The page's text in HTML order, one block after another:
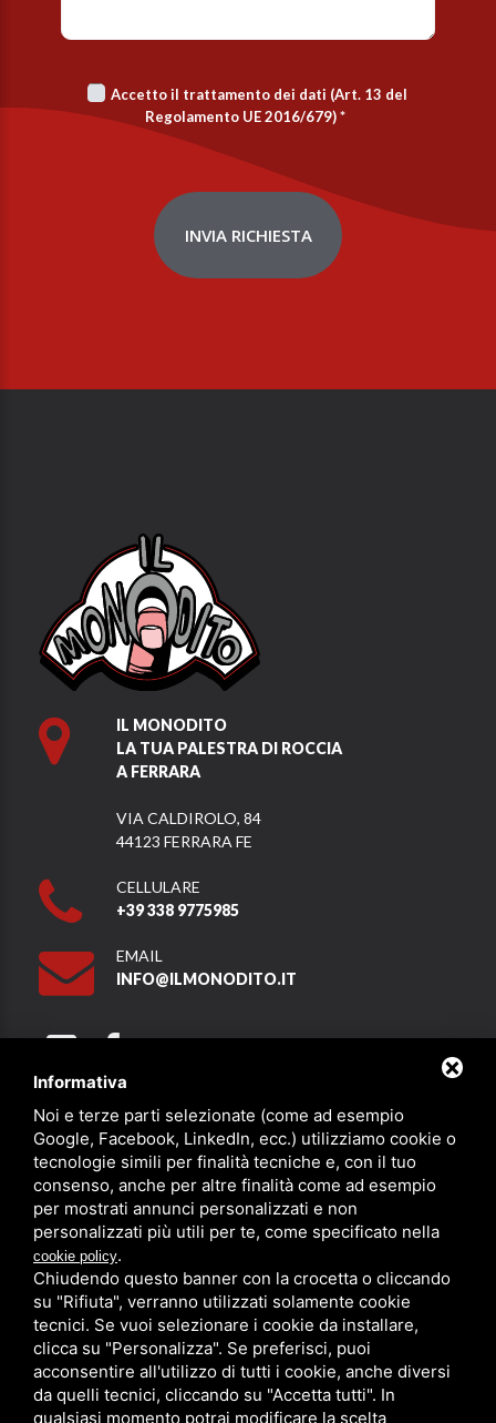
Accetto il trattamento dei dati (Art. 13 del
Regolamento UE 2016/679)*
INVIA RICHIESTA
IL MONODITO
LA TUA PALESTRA DI ROCCIA
A FERRARA
VIA CALDIROLO, 84
44123 FERRARA FE
CELLULARE
+39 338 9775985
EMAIL
INFO@ILMONODITO.IT
Partner
PRIVACY SITEMAP/ QUESTO SITO È PROTETTO DA GOOGLE
RECAPTCHA V3,PRIVACY POLICYE TERMS OF SERVICEDI GOOGLE.
Informativa
Noi e terze parti selezionate (come ad esempio
Google, Facebook, LinkedIn, ecc.) utilizziamo cookie o
tecnologie simili per finalità tecniche e, con il tuo
consenso, anche per altre finalità come ad esempio
per mostrati annunci personalizzati e non
personalizzati più utili per te, come specificato nella
cookie policy.
Chiudendo questo banner con la crocetta o cliccando
su "Rifiuta", verranno utilizzati solamente cookie
tecnici. Se vuoi selezionare i cookie da installare,
clicca su "Personalizza". Se preferisci, puoi
acconsentire all'utilizzo di tutti i cookie, anche diversi
da quelli tecnici, cliccando su "Accetta tutti". In
qualsiasi momento potrai modificare la scelta